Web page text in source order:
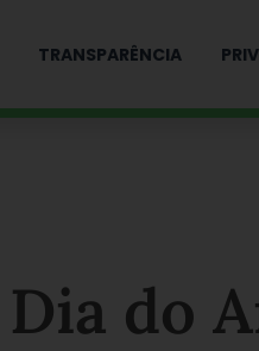
TRANSPARÊNCIA
do